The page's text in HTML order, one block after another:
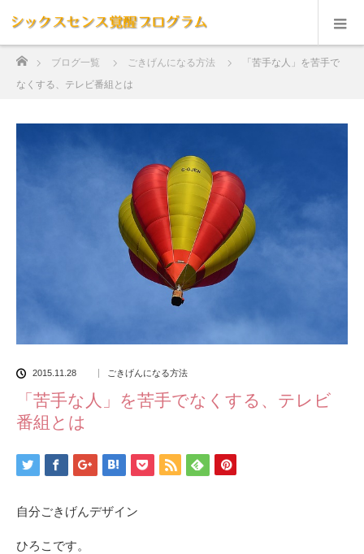
ブログ一覧 ごきげんになる方法
「苦手な人」を苦手で
なくする、テレビ番組とは
2015.11.28 ごきげんになる方法
「苦手な人」を苦手でなくする、テレビ
番組とは
自分ごきげんデザイン
ひろこです。